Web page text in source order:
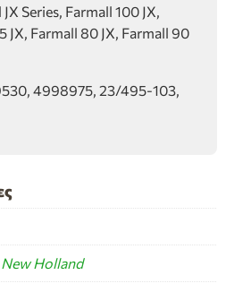
Series, Farmall 100 JX,
JX, Farmall 80 JX, Farmall 90
4998975, 23/495-103,
New Holland